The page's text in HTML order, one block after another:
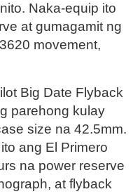
Naka-equip ito
at gumagamit ng
movement,
Big Date Flyback
parehong kulay
size na 42.5mm.
ang El Primero
na power reserve
at flyback